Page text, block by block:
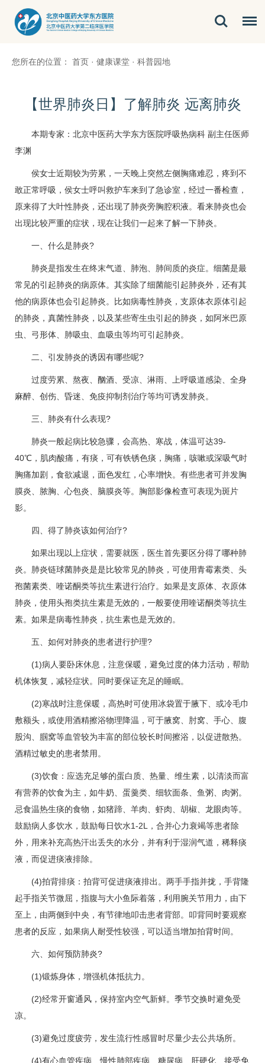
您所在的位置： 首页 · 健康课堂 · 科普园地
【世界肺炎日】了解肺炎 远离肺炎
本期专家：北京中医药大学东方医院呼吸热病科 副主任医师
李渊
侯女士近期较为劳累，一天晚上突然左侧胸痛难忍，疼到不
敢正常呼吸，侯女士呼叫救护车来到了急诊室，经过一番检查，
原来得了大叶性肺炎，还出现了肺炎旁胸腔积液。看来肺炎也会
出现比较严重的症状，现在让我们一起来了解一下肺炎。
一、什么是肺炎?
肺炎是指发生在终末气道、肺泡、肺间质的炎症。细菌是最
常见的引起肺炎的病原体。其实除了细菌能引起肺炎外，还有其
他的病原体也会引起肺炎。比如病毒性肺炎，支原体衣原体引起
的肺炎，真菌性肺炎，以及某些寄生虫引起的肺炎，如阿米巴原
虫、弓形体、肺吸虫、血吸虫等均可引起肺炎。
二、引发肺炎的诱因有哪些呢?
过度劳累、熬夜、酗酒、受凉、淋雨、上呼吸道感染、全身
麻醉、创伤、昏迷、免疫抑制剂治疗等均可诱发肺炎。
三、肺炎有什么表现?
肺炎一般起病比较急骤，会高热、寒战，体温可达39-
40℃，肌肉酸痛，有痰，可有铁锈色痰，胸痛，咳嗽或深吸气时
胸痛加剧，食欲减退，面色发红，心率增快。有些患者可并发胸
膜炎、脓胸、心包炎、脑膜炎等。胸部影像检查可表现为斑片
影。
四、得了肺炎该如何治疗?
如果出现以上症状，需要就医，医生首先要区分得了哪种肺
炎。肺炎链球菌肺炎是是比较常见的肺炎，可使用青霉素类、头
孢菌素类、喹诺酮类等抗生素进行治疗。如果是支原体、衣原体
肺炎，使用头孢类抗生素是无效的，一般要使用喹诺酮类等抗生
素。如果是病毒性肺炎，抗生素也是无效的。
五、如何对肺炎的患者进行护理?
(1)病人要卧床休息，注意保暖，避免过度的体力活动，帮助
机体恢复，减轻症状。同时要保证充足的睡眠。
(2)寒战时注意保暖，高热时可使用冰袋置于腋下、或冷毛巾
敷额头，或使用酒精擦浴物理降温，可于腋窝、肘窝、手心、腹
股沟、腘窝等血管较为丰富的部位较长时间擦浴，以促进散热。
酒精过敏史的患者禁用。
(3)饮食：应选充足够的蛋白质、热量、维生素，以清淡而富
有营养的饮食为主，如牛奶、蛋羹类、细软面条、鱼粥、肉粥。
忌食温热生痰的食物，如猪蹄、羊肉、虾肉、胡椒、龙眼肉等。
鼓励病人多饮水，鼓励每日饮水1-2L，合并心力衰竭等患者除
外，用来补充高热汗出丢失的水分，并有利于湿润气道，稀释痰
液，而促进痰液排除。
(4)拍背排痰：拍背可促进痰液排出。两手手指并拢，手背隆
起手指关节微屈，指腹与大小鱼际着落，利用腕关节用力，由下
至上，由两侧到中央，有节律地叩击患者背部。叩背同时要观察
患者的反应，如果病人耐受性较强，可以适当增加拍背时间。
六、如何预防肺炎?
(1)锻炼身体，增强机体抵抗力。
(2)经常开窗通风，保持室内空气新鲜。季节交换时避免受
凉。
(3)避免过度疲劳，发生流行性感冒时尽量少去公共场所。
(4)有心血管疾病、慢性肺部疾病、 糖尿病 、肝硬化、接受免